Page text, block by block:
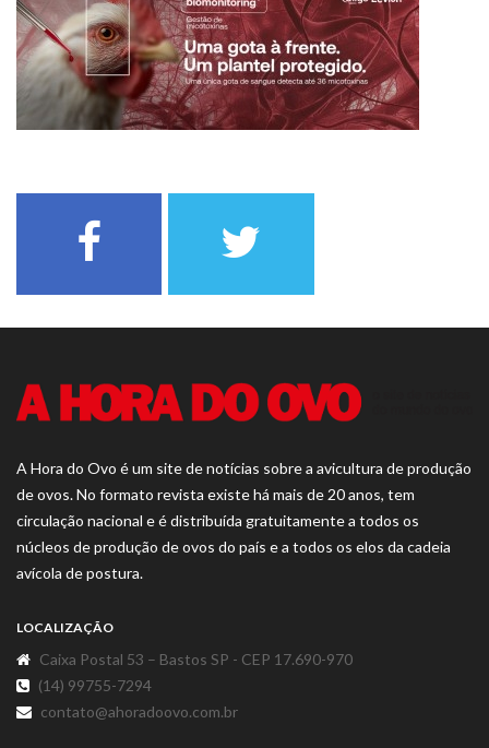
A Hora do Ovo é um site de notícias sobre a avicultura de produção
de ovos. No formato revista existe há mais de 20 anos, tem
circulação nacional e é distribuída gratuitamente a todos os
núcleos de produção de ovos do país e a todos os elos da cadeia
avícola de postura.
LOCALIZAÇÃO
Caixa Postal 53 – Bastos SP - CEP 17.690-970
(14) 99755-7294
contato@ahoradoovo.com.br